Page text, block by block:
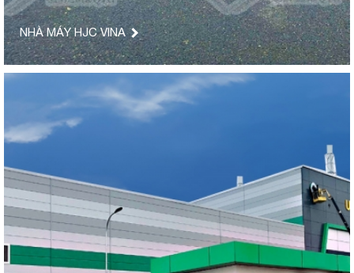
NHÀ MÁY HJC VINA